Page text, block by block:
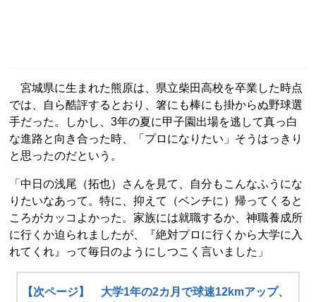
宮城県に生まれた熊原は、県立柴田高校を卒業した時点
では、自ら酷評するとおり、箸にも棒にも掛からぬ野球選
手だった。しかし、3年の夏に甲子園出場を逃して真っ白
な進路と向き合った時、「プロになりたい」そうはっきり
と思ったのだという。
「中日の浅尾（拓也）さんを見て、自分もこんなふうにな
りたいなあって。特に、抑えて（ベンチに）帰ってくると
ころがカッコよかった。家族には就職するか、神職養成所
に行くか迫られましたが、『絶対プロに行くから大学に入
れてくれ』って毎日のようにしつこく言いました」
【次ページ】 大学1年の2カ月で球速12kmアップ、